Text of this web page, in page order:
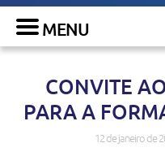
CONVITE
PARA A
12 de janeiro de